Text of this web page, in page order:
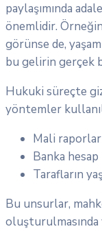
paylaşımında
önemlidir.
görünse de,
bu gelirin gerçek
Hukuki süreçte
yöntemler
Mali
Banka
Tarafların
Bu unsurlar,
oluşturulmasında